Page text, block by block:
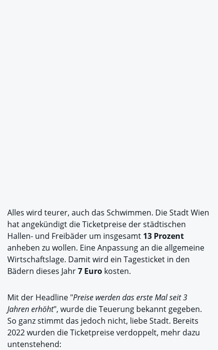
Alles wird teurer, auch das Schwimmen. Die Stadt Wien
hat angekündigt die Ticketpreise der städtischen
Hallen- und Freibäder um insgesamt 13 Prozent
anheben zu wollen. Eine Anpassung an die allgemeine
Wirtschaftslage. Damit wird ein Tagesticket in den
Bädern dieses Jahr7 Euro kosten.
Mit der Headline "Preise werden das erste Mal seit 3
Jahren erhöht", wurde die Teuerung bekannt gegeben.
So ganz stimmt das jedoch nicht, liebe Stadt. Bereits
2022 wurden die Ticketpreise verdoppelt, mehr dazu
untenstehend: